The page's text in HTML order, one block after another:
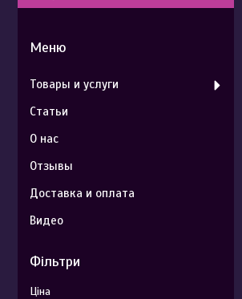
Товары и услуги
Статьи
О нас
Отзывы
Доставка и оплата
Видео
Фільтри
Ціна